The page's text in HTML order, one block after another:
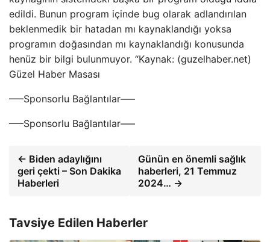
edildi. Bunun program içinde bug olarak adlandırılan
beklenmedik bir hatadan mı kaynaklandığı yoksa
programın doğasından mı kaynaklandığı konusunda
henüz bir bilgi bulunmuyor. “Kaynak: (guzelhaber.net)
Güzel Haber Masası
—–Sponsorlu Bağlantılar—–
—–Sponsorlu Bağlantılar—–
← Biden adaylığını
geri çekti – Son Dakika
Haberleri
Günün en önemli sağlık
haberleri, 21 Temmuz
2024… →
Tavsiye Edilen Haberler